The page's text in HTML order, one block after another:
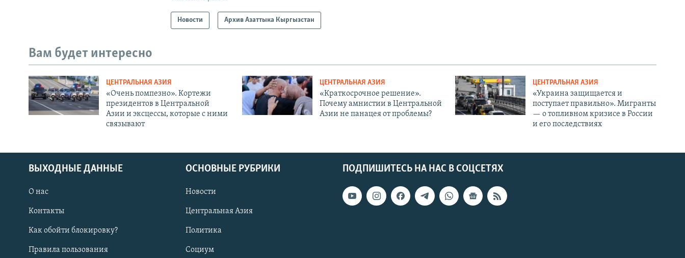
Новости Архив Азаттыка Кыргызстан
Вам будет интересно
ЦЕНТРАЛЬНАЯ АЗИЯ
«Очень помпезно». Кортежи
президентов в Центральной
Азии и эксцессы, которые с ними
связывают
ЦЕНТРАЛЬНАЯ АЗИЯ
«Краткосрочное решение».
Почему амнистии в Центральной
Азии не панацея от проблемы?
ЦЕНТРАЛЬНАЯ АЗИЯ
«Украина защищается и
поступает правильно». Мигранты
— о топливном кризисе в России
и его последствиях
ПОДПИШИТЕСЬ НА НАС В СОЦСЕТЯХ
ВЫХОДНЫЕ ДАННЫЕ
О нас
Контакты
Как обойти блокировку?
Правила пользования
ОСНОВНЫЕ РУБРИКИ
Новости
Центральная Азия
Политика
Социум